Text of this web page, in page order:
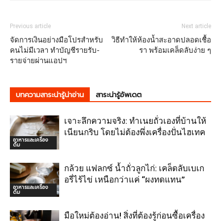
Previous article
จัดการเงินอย่างมือโปรสำหรับ
คนไม่มีเวลา ทำบัญชีรายรับ-
รายจ่ายผ่านแอปฯ
Next article
วิธีทำให้ห้องน้ำสะอาดปลอดเชื้อ
รา พร้อมเคล็ดลับง่าย ๆ
บทความสาระน่ารู้น่าอ่าน สาระน่ารู้อัพเดต
อาหารและเครื่อง
ดื่ม
เจาะลึกความจริง: ทำเนยถั่วเองที่บ้านให้
เนียนกริบ โดยไม่ต้องพึ่งเครื่องปั่นไฮเทค
อาหารและเครื่อง
ดื่ม
กล้วย แฟลกซ์ น้ำถั่วลูกไก่: เคล็ดลับเบเก
อรี่ไร้ไข่ เหนือกว่าแค่ “ผงทดแทน”
มือใหม่ต้องอ่าน! สิ่งที่ต้องรู้ก่อนซื้อเครื่อง